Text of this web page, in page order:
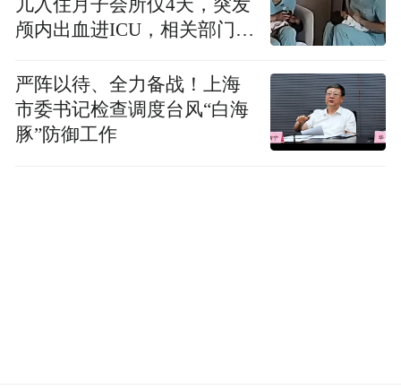
期绵长;艺术呈现形式更丰富，菊艺造型融入
“活载体”;游客互动体验更有趣，增设菊艺工
坊、摄影打卡点等互动场景;夜间游览更具特
色，灯光与菊影交辉，为泉城夜色添上一抹
儿入住月子会所仅4天，突发
颅内出血进ICU，相关部门已
严阵以待、全力备战！上海
市委书记检查调度台风“白海
豚”防御工作